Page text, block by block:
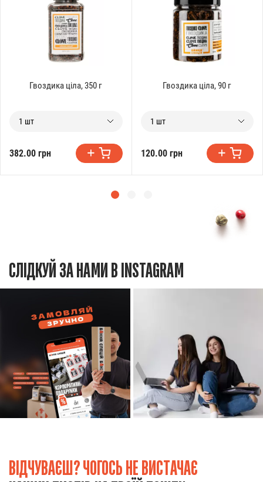
Гвоздика ціла, 350 г
1 шт
382.00 грн
Гвоздика ціла, 90 г
1 шт
120.00 грн
СЛІДКУЙ ЗА НАМИ В INSTAGRAM
ВІДЧУВАЄШ? ЧОГОСЬ НЕ ВИСТАЧАЄ